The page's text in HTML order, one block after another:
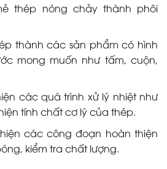
thép nóng chảy thành phôi
thành các sản phẩm có hình
mong muốn như tấm, cuộn,
các quá trình xử lý nhiệt như
tính chất cơ lý của thép.
các công đoạn hoàn thiện
kiểm tra chất lượng.